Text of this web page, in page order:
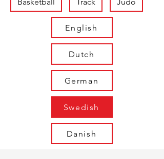
English
Dutch
German
Swedish
Danish